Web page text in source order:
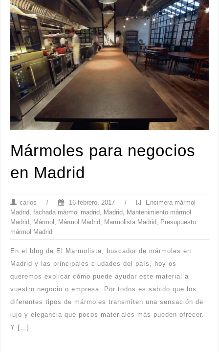
Mármoles para negocios
en Madrid
carlos / 16 febrero, 2017 /
Encimera mármol
Madrid, fachada mármol madrid, Madrid, Mantenimiento mármol
Madrid, Mármol , Mármol Madrid, Marmolista Madrid, Presupuesto
mármol Madrid
En el blog de El Marmolista, buscador de mármoles en
Madrid y las principales ciudades del país, hoy os
queremos explicar cómo puede ayudar este material a
vuestro negocio o empresa. Por todos es sabido que los
diferentes tipos de mármoles transmiten una sensación de
lujo y elegancia que pocos materiales más pueden ofrecer.
Y […]